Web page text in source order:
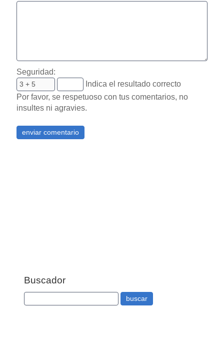
Seguridad:
Indica el resultado correcto
Por favor, se respetuoso con tus comentarios, no
insultes ni agravies.
Buscador